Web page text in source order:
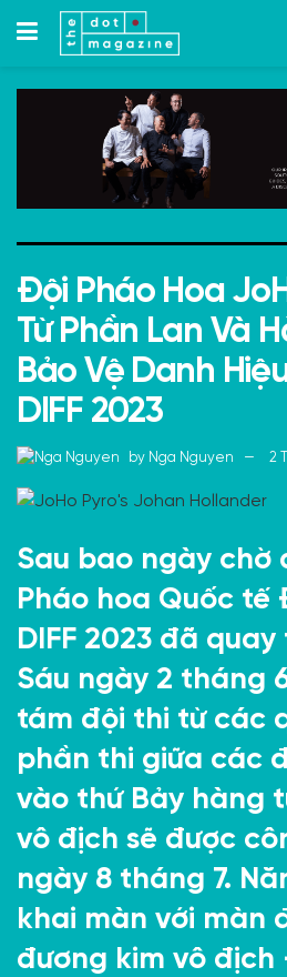
Đội Pháo Hoa
Từ Phần Lan Và
Bảo Vệ Danh
DIFF 2023
by Nga Nguyen 2
Sau bao ngày chờ
Pháo hoa Quốc tế
DIFF 2023 đã
Sáu ngày 2 tháng
tám đội thi từ các
phần thi giữa các
vào thứ Bảy hàng
vô địch sẽ được
ngày 8 tháng 7. N
khai màn với màn
đương kim vô địch